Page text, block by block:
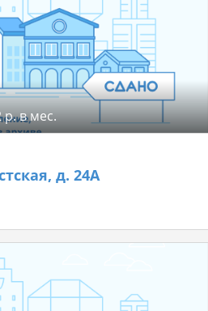
в мес.
д. 24А